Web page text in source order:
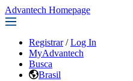
Advantech Homepage
Registrar / Log In
MyAdvantech
Busca
Brasil